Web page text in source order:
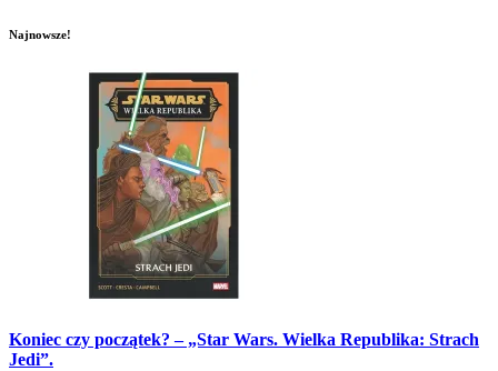
Najnowsze!
Koniec czy początek? – „Star Wars. Wielka Republika: Strach
Jedi”.